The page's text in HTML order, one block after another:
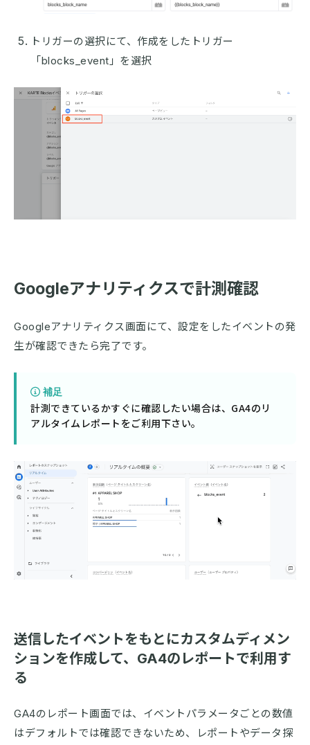
トリガーの選択にて、作成をしたトリガー
「blocks_event」を選択
Googleアナリティクスで計測確認
Googleアナリティクス画面にて、設定をしたイベントの発
生が確認できたら完了です。
補足
計測できているかすぐに確認したい場合は、GA4のリ
アルタイムレポートをご利用下さい。
送信したイベントをもとにカスタムディメン
ションを作成して、GA4のレポートで利用す
る
GA4のレポート画面では、イベントパラメータごとの数値
はデフォルトでは確認できないため、レポートやデータ探